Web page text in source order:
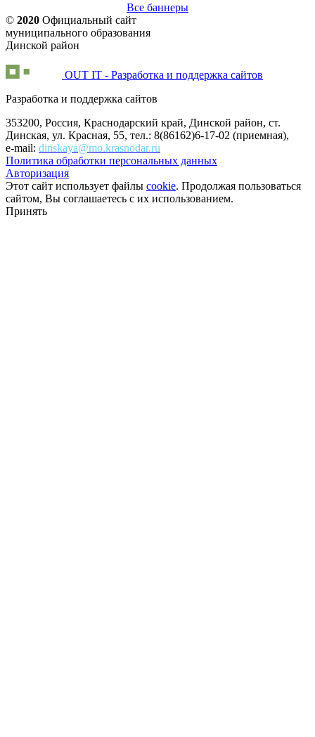
Все баннеры
© 2020 Официальный сайт
муниципального образования
Динской район
OUT IT - Разработка и поддержка сайтов
Разработка и поддержка сайтов
353200, Россия, Краснодарский край, Динской район, ст.
Динская, ул. Красная, 55, тел.: 8(86162)6-17-02 (приемная),
e-mail: dinskaya@mo.krasnodar.ru
Политика обработки персональных данных
Авторизация
Этот сайт использует файлы cookie. Продолжая пользоваться
сайтом, Вы соглашаетесь с их использованием.
Принять